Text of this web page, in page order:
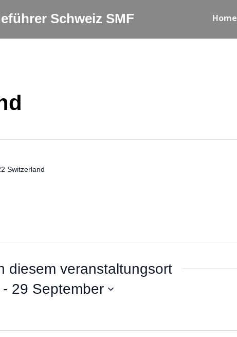
Schweiz SMF Home
Switzerland
diesem veranstaltungsort
- 29 September